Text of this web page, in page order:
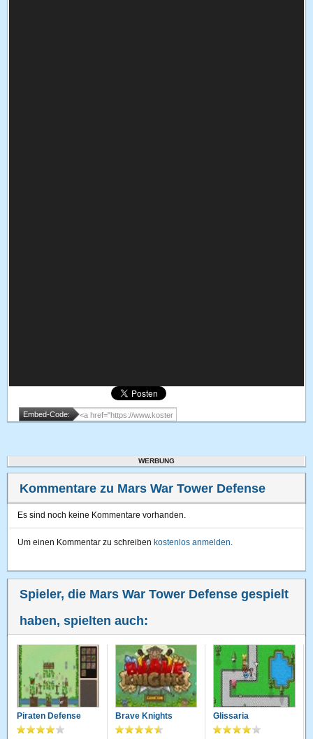
Embed-Code:
WERBUNG
Kommentare zu Mars War Tower Defense
Es sind noch keine Kommentare vorhanden.
Um einen Kommentar zu schreiben kostenlos anmelden.
Spieler, die Mars War Tower Defense gespielt
haben, spielten auch:
Piraten Defense Brave Knights Glissaria